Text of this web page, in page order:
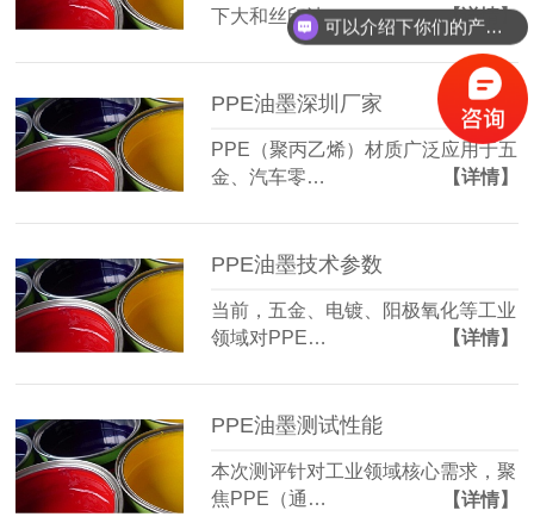
下大和丝印油…
【详情】
PPE油墨深圳厂家
PPE（聚丙乙烯）材质广泛应用于五
金、汽车零…
【详情】
PPE油墨技术参数
当前，五金、电镀、阳极氧化等工业
领域对PPE…
【详情】
PPE油墨测试性能
本次测评针对工业领域核心需求，聚
焦PPE（通…
【详情】
可以介绍下你们的产品么？